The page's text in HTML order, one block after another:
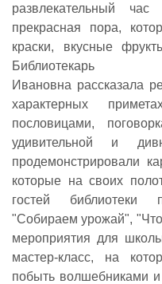
развлекательный
прекрасная пора,
краски, вкусные
Библиотекарь
Ивановна рассказала
характерных
пословицами,
удивительной и
продемонстрировали
которые на своих
гостей библиотеки
"Собираем урожай",
мероприятия для
мастер-класс, на
побыть волшебниками